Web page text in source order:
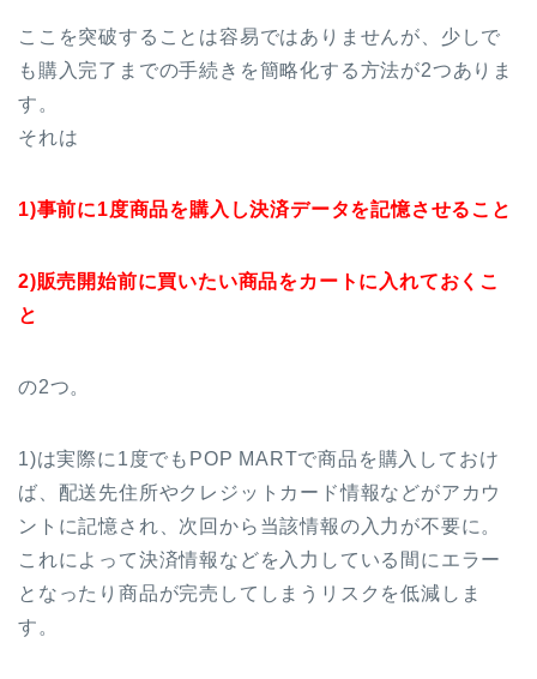
ここを突破することは容易ではありませんが、少しで
も購入完了までの手続きを簡略化する方法が2つありま
す。
それは
1)事前に1度商品を購入し決済データを記憶させること
2)販売開始前に買いたい商品をカートに入れておくこ
と
の2つ。
1)は実際に1度でもPOP MARTで商品を購入しておけ
ば、配送先住所やクレジットカード情報などがアカウ
ントに記憶され、次回から当該情報の入力が不要に。
これによって決済情報などを入力している間にエラー
となったり商品が完売してしまうリスクを低減しま
す。